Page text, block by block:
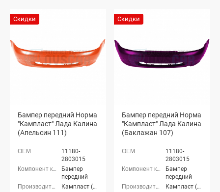
Скидки
Бампер передний Норма
"Кампласт" Лада Калина
(Апельсин 111)
11180-
2803015
Бампер
передний
Кампласт (г. Набережные Челны)
Скидки
Бампер передний Норма
"Кампласт" Лада Калина
(Баклажан 107)
11180-
2803015
Бампер
передний
Кампласт (г. Набережные Челны)